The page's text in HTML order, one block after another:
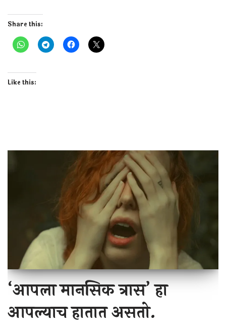
Share this:
Like this:
‘आपला मानसिक त्रास’ हा
आपल्याच हातात असतो.